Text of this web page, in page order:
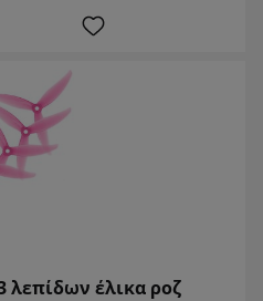
λεπίδων έλικα ροζ